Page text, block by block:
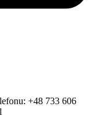
+48 733 606